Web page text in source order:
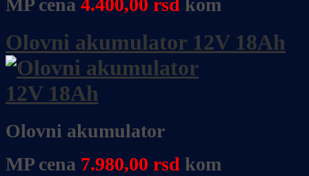
MP cena 4.400,00 rsd kom
Olovni akumulator 12V 18Ah
Olovni akumulator
MP cena 7.980,00 rsd kom